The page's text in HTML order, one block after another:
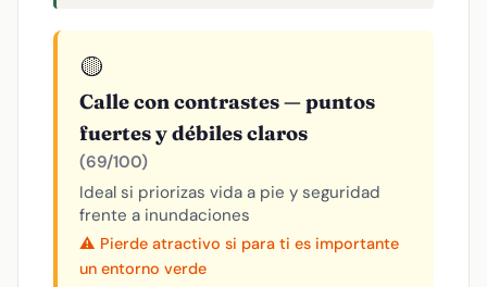
🟡
Calle con contrastes — puntos
fuertes y débiles claros
(69/100)
Ideal si priorizas vida a pie y seguridad
frente a inundaciones
⚠️ Pierde atractivo si para ti es importante
un entorno verde